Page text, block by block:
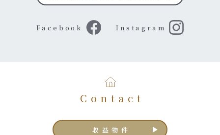
Facebook Instagram
Contact
収益物件